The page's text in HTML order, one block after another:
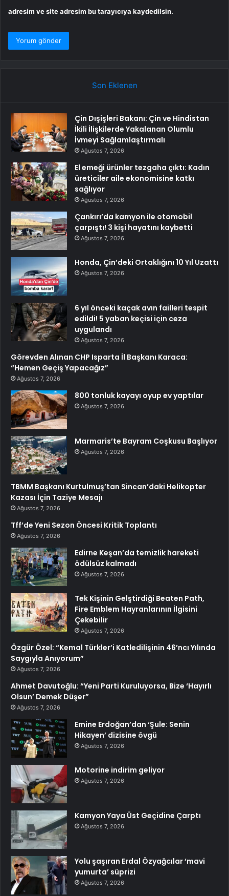
adresim ve site adresim bu tarayıcıya kaydedilsin.
Son Eklenen
Çin Dışişleri Bakanı: Çin ve Hindistan
İkili İlişkilerde Yakalanan Olumlu
İvmeyi Sağlamlaştırmalı
Ağustos 7, 2026
El emeği ürünler tezgaha çıktı: Kadın
üreticiler aile ekonomisine katkı
sağlıyor
Ağustos 7, 2026
Çankırı’da kamyon ile otomobil
çarpıştı! 3 kişi hayatını kaybetti
Ağustos 7, 2026
Honda, Çin’deki Ortaklığını 10 Yıl Uzattı
Ağustos 7, 2026
6 yıl önceki kaçak avın failleri tespit
edildi! 5 yaban keçisi için ceza
uygulandı
Ağustos 7, 2026
Görevden Alınan CHP Isparta İl Başkanı Karaca:
“Hemen Geçiş Yapacağız”
Ağustos 7, 2026
800 tonluk kayayı oyup ev yaptılar
Ağustos 7, 2026
Marmaris’te Bayram Coşkusu Başlıyor
Ağustos 7, 2026
TBMM Başkanı Kurtulmuş’tan Sincan’daki Helikopter
Kazası İçin Taziye Mesajı
Ağustos 7, 2026
Tff’de Yeni Sezon Öncesi Kritik Toplantı
Ağustos 7, 2026
Edirne Keşan’da temizlik hareketi
ödülsüz kalmadı
Ağustos 7, 2026
Tek Kişinin Gelştirdiği Beaten Path,
Fire Emblem Hayranlarının İlgisini
Çekebilir
Ağustos 7, 2026
Özgür Özel: “Kemal Türkler’i Katledilişinin 46’ncı Yılında
Saygıyla Anıyorum”
Ağustos 7, 2026
Ahmet Davutoğlu: “Yeni Parti Kuruluyorsa, Bize ‘Hayırlı
Olsun’ Demek Düşer”
Ağustos 7, 2026
Emine Erdoğan’dan ‘Şule: Senin
Hikayen’ dizisine övgü
Ağustos 7, 2026
Motorine indirim geliyor
Ağustos 7, 2026
Kamyon Yaya Üst Geçidine Çarptı
Ağustos 7, 2026
Yolu şaşıran Erdal Özyağcılar ‘mavi
yumurta’ süprizi
Ağustos 7, 2026